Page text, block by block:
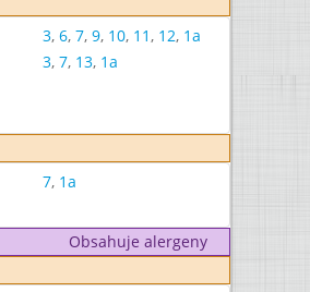
3, 6, 7, 9, 10, 11, 12, 1a
3, 7, 13, 1a
7, 1a
Obsahuje alergeny